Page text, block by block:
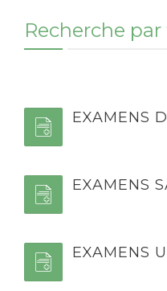
Recherche
EXAMENS
EXAMENS
EXAMENS